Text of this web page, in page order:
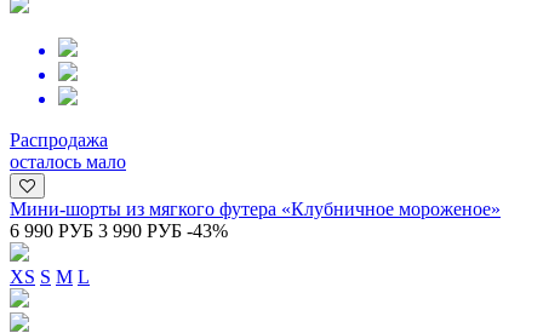
Распродажа
осталось мало
Мини-шорты из мягкого футера «Клубничное мороженое»
6 990 РУБ 3 990 РУБ -43%
XS S M L